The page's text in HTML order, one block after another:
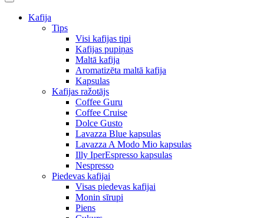
Kafija
Tips
Visi kafijas tipi
Kafijas pupiņas
Maltā kafija
Aromatizēta maltā kafija
Kapsulas
Kafijas ražotājs
Coffee Guru
Coffee Cruise
Dolce Gusto
Lavazza Blue kapsulas
Lavazza A Modo Mio kapsulas
Illy IperEspresso kapsulas
Nespresso
Piedevas kafijai
Visas piedevas kafijai
Monin sīrupi
Piens